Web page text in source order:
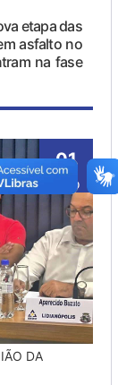
etapa das
asfalto no
na fase
01
Ago
DA